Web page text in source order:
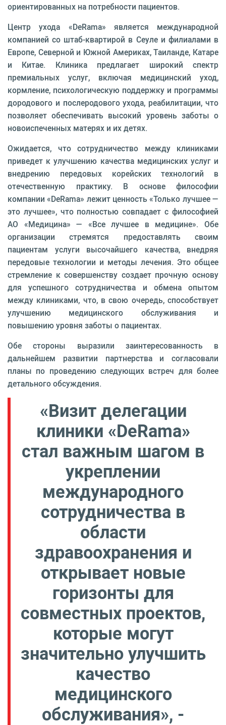
ориентированных на потребности пациентов.
Центр ухода «DeRama» является международной
компанией со штаб-квартирой в Сеуле и филиалами в
Европе, Северной и Южной Америках, Таиланде, Катаре
и Китае. Клиника предлагает широкий спектр
премиальных услуг, включая медицинский уход,
кормление, психологическую поддержку и программы
дородового и послеродового ухода, реабилитации, что
позволяет обеспечивать высокий уровень заботы о
новоиспеченных матерях и их детях.
Ожидается, что сотрудничество между клиниками
приведет к улучшению качества медицинских услуг и
внедрению передовых корейских технологий в
отечественную практику. В основе философии
компании «DeRama» лежит ценность «Только лучшее —
это лучшее», что полностью совпадает с философией
АО «Медицина» — «Все лучшее в медицине». Обе
организации стремятся предоставлять своим
пациентам услуги высочайшего качества, внедряя
передовые технологии и методы лечения. Это общее
стремление к совершенству создает прочную основу
для успешного сотрудничества и обмена опытом
между клиниками, что, в свою очередь, способствует
улучшению медицинского обслуживания и
повышению уровня заботы о пациентах.
Обе стороны выразили заинтересованность в
дальнейшем развитии партнерства и согласовали
планы по проведению следующих встреч для более
детального обсуждения.
«Визит делегации
клиники «DeRama»
стал важным шагом в
укреплении
международного
сотрудничества в
области
здравоохранения и
открывает новые
горизонты для
совместных проектов,
которые могут
значительно улучшить
качество
медицинского
обслуживания», -